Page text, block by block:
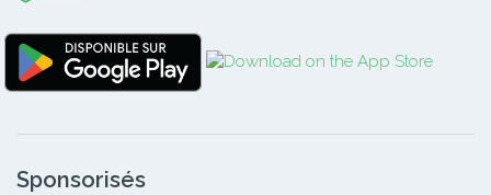
Sponsorisés